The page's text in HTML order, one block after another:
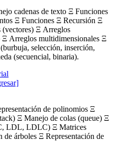
cadenas de texto Ξ Funciones
Ξ Funciones Ξ Recursión Ξ
(vectores) Ξ Arreglos
Ξ Arreglos multidimensionales Ξ
selección, inserción,
(secuencial, binaria).
de polinomios Ξ
Ξ Manejo de colas (queue) Ξ
LDL, LDLC) Ξ Matrices
de árboles Ξ Representación de